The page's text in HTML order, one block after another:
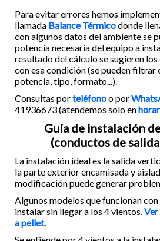
Para evitar errores hemos
llamada Balance Térmicodonde
con algunos datos del ambiente se
potencia necesaria del equipo a
resultado del cálculo se sugieren
con esa condición (se pueden filtrar
potencia, tipo, formato...).
Consultas porteléfonoo por
41936673 (atendemos solo en
Guía de instalación
(conductos de
La instalación ideal es la salida
la parte exterior encamisada y
modificación puede generar
Algunos modelos que funcionan
instalar sin llegar a los 4 vientos.
a pellet.